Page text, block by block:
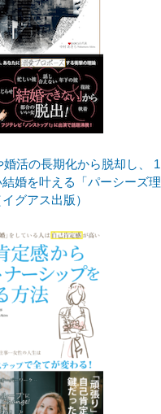
活の長期化から脱却し、 1
婚を叶える「パーシーズ理
グアス出版）